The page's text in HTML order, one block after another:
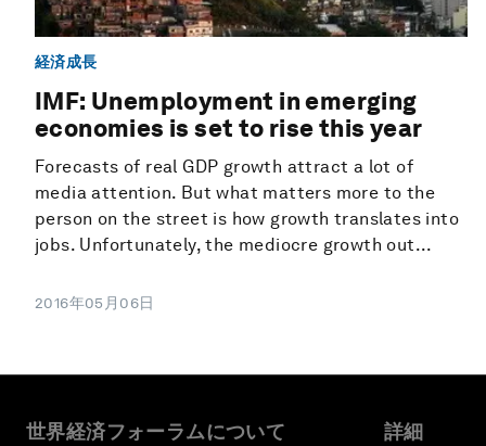
経済成長
IMF: Unemployment in emerging
economies is set to rise this year
Forecasts of real GDP growth attract a lot of
media attention. But what matters more to the
person on the street is how growth translates into
jobs. Unfortunately, the mediocre growth out...
2016年05月06日
世界経済フォーラムについて 詳細